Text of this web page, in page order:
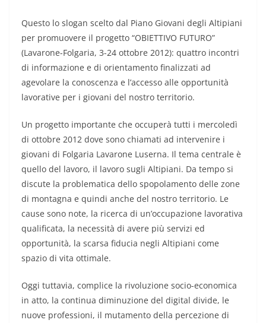
Questo lo slogan scelto dal Piano Giovani degli Altipiani
per promuovere il progetto “OBIETTIVO FUTURO”
(Lavarone-Folgaria, 3-24 ottobre 2012): quattro incontri
di informazione e di orientamento finalizzati ad
agevolare la conoscenza e l’accesso alle opportunità
lavorative per i giovani del nostro territorio.
Un progetto importante che occuperà tutti i mercoledì
di ottobre 2012 dove sono chiamati ad intervenire i
giovani di Folgaria Lavarone Luserna. Il tema centrale è
quello del lavoro, il lavoro sugli Altipiani. Da tempo si
discute la problematica dello spopolamento delle zone
di montagna e quindi anche del nostro territorio. Le
cause sono note, la ricerca di un’occupazione lavorativa
qualificata, la necessità di avere più servizi ed
opportunità, la scarsa fiducia negli Altipiani come
spazio di vita ottimale.
Oggi tuttavia, complice la rivoluzione socio-economica
in atto, la continua diminuzione del digital divide, le
nuove professioni, il mutamento della percezione di